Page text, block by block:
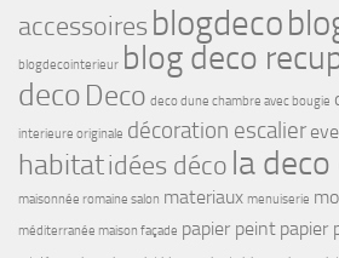
accessoires blogdeco
blogdecointerieur blog deco
deco Deco deco dune chambre avec bougie
interieure originale décoration escalier
habitatidées déco la
maisonnée romaine salon materiaux menuiserie
méditerranée maison façade papier peint papier